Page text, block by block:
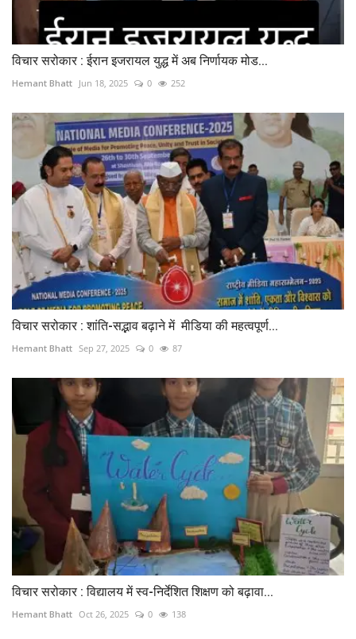
विचार सरोकार : ईरान इजरायल युद्ध में अब निर्णायक मोड...
Hemant Bhatt Jun 18, 2025 0 252
विचार सरोकार : शांति-सद्भाव बढ़ाने में मीडिया की महत्वपूर्ण...
Hemant Bhatt Sep 27, 2025 0 87
विचार सरोकार : विद्यालय में स्व-निर्देशित शिक्षण को बढ़ावा...
Hemant Bhatt Oct 26, 2025 0 138